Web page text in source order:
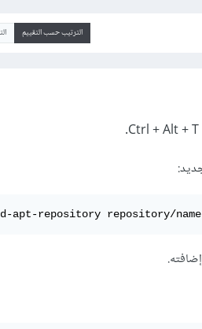
الترتيب حسب التقييم
apt-repository repository/name